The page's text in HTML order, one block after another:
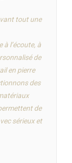
tout une
l’écoute, à
de
en pierre
des
de
sérieux et